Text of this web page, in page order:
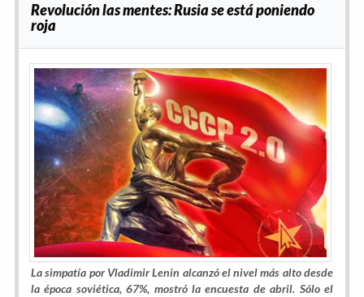
Revolución las mentes: Rusia se está poniendo
roja
La simpatía por Vladimir Lenin alcanzó el nivel más alto desde
la época soviética, 67%, mostró la encuesta de abril. Sólo el